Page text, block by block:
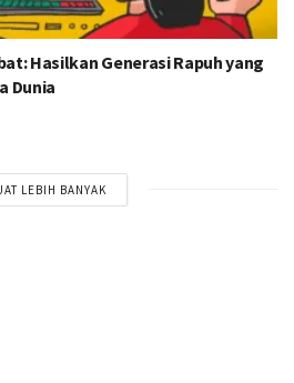
Hasilkan Generasi Rapuh yang
Dunia
LEBIH BANYAK